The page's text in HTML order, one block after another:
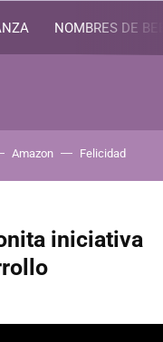
NOMBRES DE
Amazon Felicidad
iniciativa